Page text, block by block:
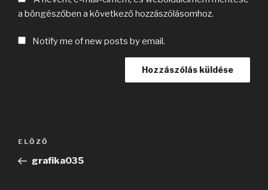
a böngészőben a következő hozzászólásomhoz.
Notify me of new posts by email.
Bejegyzés
Korábbi
bejegyzés
ELŐZŐ
grafika035